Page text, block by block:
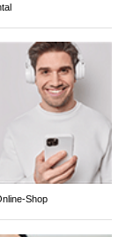
Shop